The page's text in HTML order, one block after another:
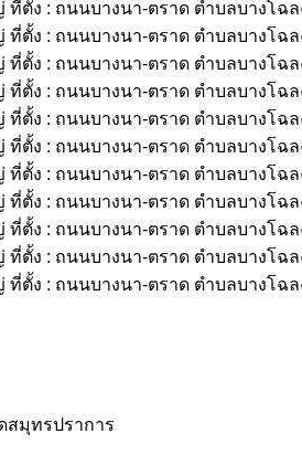
สมุทรปราการ